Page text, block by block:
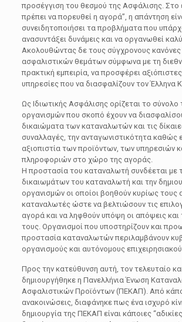
προσέγγιση του θεσμού της Ασφάλισης.
πρέπει να πορευθεί η αγορά”, η απάντηση
συνειδητοποιήσει τα προβλήματα που
ανασυντάξει δυνάμεις και να οργανωθεί
Ακολουθώντας δε τους σύγχρονους κανόνες
ασφαλιστικών θεμάτων σύμφωνα με τη
πρακτική εμπειρία, να προσφέρει
υπηρεσίες που να διασφαλίζουν τον Έλληνα
Ως Ιδιωτικής Ασφάλισης ορίζεται το
οργανισμών που σκοπό έχουν να
δικαιώματα των καταναλωτών και τις
συναλλαγές, την ανταγωνιστικότητα καθώς
αξιοπιστία των προϊόντων, των υπηρεσιών
πληροφοριών στο χώρο της αγοράς.
Η προστασία του καταναλωτή συνδέεται με
δικαιωμάτων του καταναλωτή και την
οργανισμών οι οποίοι βοηθούν κυρίως τους
καταναλωτές ώστε να βελτιώσουν τις
αγορά και να ληφθούν υπόψη οι απόψεις
τους. Οργανισμοί που υποστηρίζουν και
προστασία καταναλωτών περιλαμβάνουν
οργανισμούς και αυτόνομους
Προς την κατεύθυνση αυτή, τον τελευταίο
δημιουργήθηκε η Πανελλήνια Ένωση
Ασφαλιστικών Προϊόντων (ΠΕΚΑΠ). Από
ανακοινώσεις, διαφάνηκε πως ένα ισχυρό
δημιουργία της ΠΕΚΑΠ είναι κάποιες